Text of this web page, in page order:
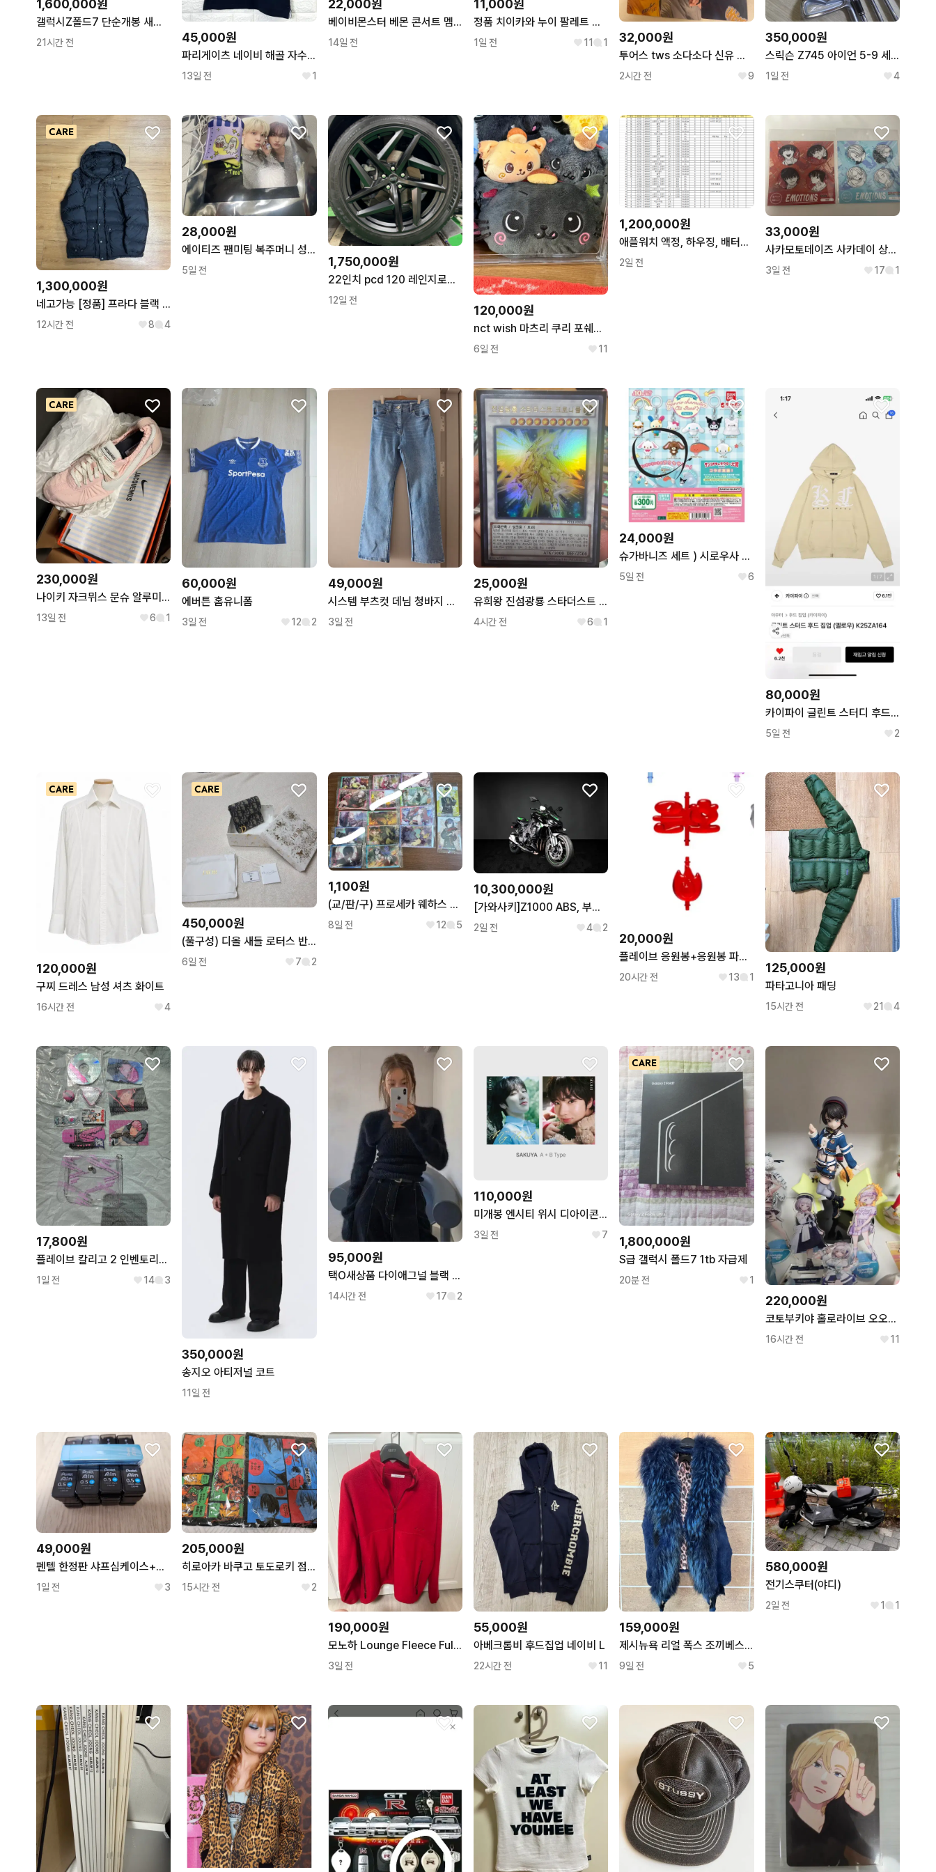
1,600,000원
갤럭시Z폴드7 단순개봉 새제품 판매합니다.
21시간 전 45,000원
파리게이츠 네이비 해골 자수 민소매 카라티 1
13일 전 1
22,000원
베이비몬스터 베몬 콘서트 멤버쉽 특전 포카 판매 루카 파리타 아사 라미 치키타
14일 전
11,000원
정품 치이카와 누이 팔레트 벚꽃색 마스코트. 벚꽃 하치와레, 쿠리만쥬
1일 전 11 1 32,000원
투어스 tws 소다소다 신유 도훈 영재 한진 지훈 경민 hmv 특전 포카 판매
2시간 전 9
350,000원
스릭슨 Z745 아이언 5-9 세트
1일 전 4
1,300,000원
네고가능 [정품] 프라다 블랙 패딩 50사이즈
12시간 전 8 4
28,000원
에이티즈 팬미팅 복주머니 성화 윤호 호화즈
5일 전
1,750,000원
22인치 pcd 120 레인지로버 칸 타입52 디자인 블랙 휠 신품
12일 전
120,000원
nct wish 마츠리 쿠리 포쉐트 파우치
6일 전 11
1,200,000원
애플워치 액정, 하우징, 배터리 추출용, 클라우드 락, 부품용
2일 전
33,000원
사카모토데이즈 사카데이 상점페어 이모션 캔뱃지 세트 나구모 신 미개봉
3일 전 17 1
230,000원
나이키 자크뮈스 문슈 알루미늄 핑크 275
13일 전 6 1
60,000원
에버튼 홈유니폼
3일 전 12 2
49,000원
시스템 부츠컷 데님 청바지 라이트블루
3일 전
25,000원
유희왕 진섬광룡 스타더스트 팝니다
4시간 전 6 1
24,000원
슈가바니즈 세트 ) 시로우사 쿠로우사 산리오 올스타즈 메지루시 가챠
5일 전 6
80,000원
카이파이 글린트 스터디 후드 집업 옐로우 M
5일 전 2
120,000원
구찌 드레스 남성 셔츠 화이트
16시간 전 4
450,000원
(풀구성) 디올 새들 로터스 반지갑
6일 전 7 2
1,100원
(교/판/구) 프로세카 웨하스 12탄
8일 전 12 5
10,300,000원
[가와사키]Z1000 ABS, 부산김해양산울산창원대구구미경기서울대전강원
2일 전 4 2
20,000원
플레이브 응원봉+응원봉 파츠 은호 구버전
20시간 전 13 1
125,000원
파타고니아 패딩
15시간 전 21 4
17,800원
플레이브 칼리고 2 인벤토리[드볼] 앨범
1일 전 14 3
350,000원
송지오 아티저널 코트
11일 전
95,000원
택O새상품 다이애그널 블랙 레이어드 튜브탑 택달린 새상품 팝니다
14시간 전 17 2
110,000원
미개봉 엔시티 위시 디아이콘 카톡 특전 포함 사쿠야 ab타입 유닛 포카
3일 전 7 1,800,000원
S급 갤럭시 폴드7 1tb 자급제
20분 전 1
220,000원
코토부키야 홀로라이브 오오조라 스바루 스케일 피규어
16시간 전 11
49,000원
펜텔 한정판 샤프심케이스+샤프심 20통 팝니다
1일 전 3
205,000원
히로아카 바쿠고 토도로키 점프샵 원화 버스데이 티셔츠 미개봉 2종 일괄 공식굿즈 덤 많이
15시간 전 2
190,000원
모노하 Lounge Fleece Full-Zip Up 레드색
3일 전
55,000원
아베크롬비 후드집업 네이비 L
22시간 전 11
159,000원
제시뉴욕 리얼 폭스 조끼베스트
9일 전 5
580,000원
전기스쿠터(야디)
2일 전 1 1